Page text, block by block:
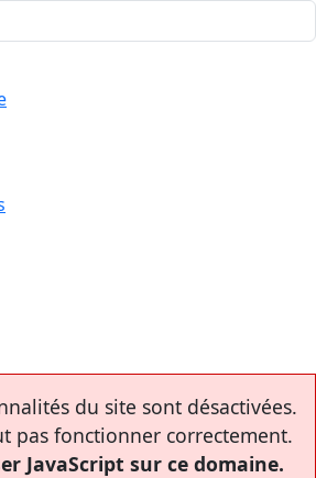
du site sont désactivées.
pas fonctionner correctement.
JavaScript sur ce domaine.